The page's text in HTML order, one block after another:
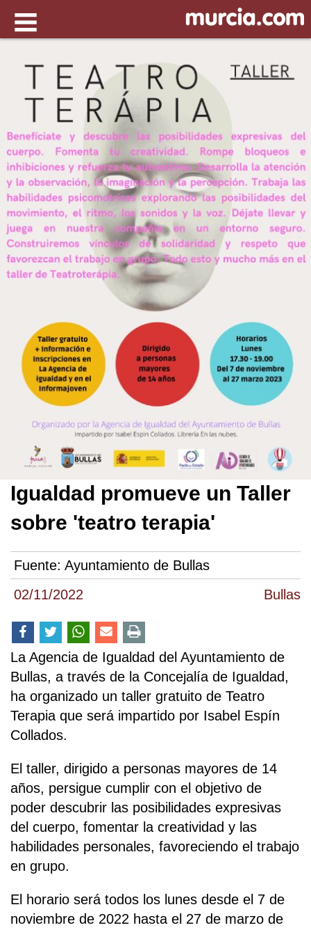
02/11/2022 Bullas
Igualdad promueve un Taller
sobre 'teatro terapia'
Fuente: Ayuntamiento de Bullas
La Agencia de Igualdad del Ayuntamiento de
Bullas, a través de la Concejalía de Igualdad,
ha organizado un taller gratuito de Teatro
Terapia que será impartido por Isabel Espín
Collados.
El taller, dirigido a personas mayores de 14
años, persigue cumplir con el objetivo de
poder descubrir las posibilidades expresivas
del cuerpo, fomentar la creatividad y las
habilidades personales, favoreciendo el trabajo
en grupo.
El horario será todos los lunes desde el 7 de
noviembre de 2022 hasta el 27 de marzo de